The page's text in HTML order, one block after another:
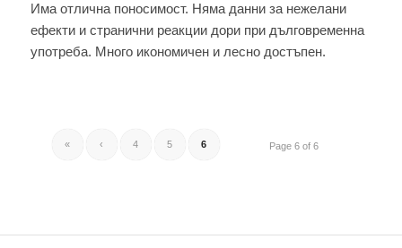
Има отлична поносимост. Няма данни за нежелани
ефекти и странични реакции дори при дълговременна
употреба. Много икономичен и лесно достъпен.
Page 6 of 6
« ‹ 4 5 6